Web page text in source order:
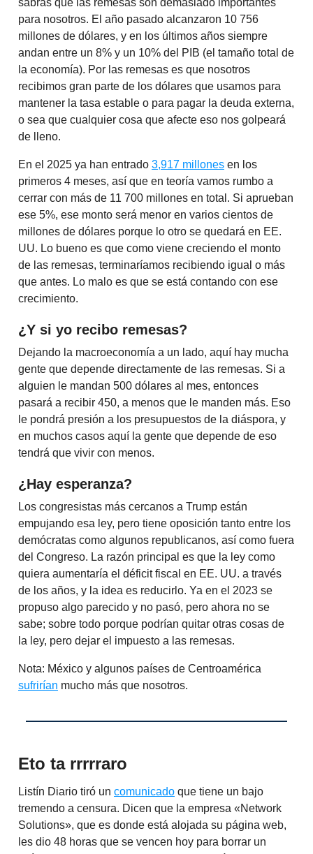
para nosotros. El año pasado alcanzaron 10 756
millones de dólares, y en los últimos años siempre
andan entre un 8% y un 10% del PIB (el tamaño total de
la economía). Por las remesas es que nosotros
recibimos gran parte de los dólares que usamos para
mantener la tasa estable o para pagar la deuda externa,
o sea que cualquier cosa que afecte eso nos golpeará
de lleno.
En el 2025 ya han entrado 3,917 millones en los
primeros 4 meses, así que en teoría vamos rumbo a
cerrar con más de 11 700 millones en total. Si aprueban
ese 5%, ese monto será menor en varios cientos de
millones de dólares porque lo otro se quedará en EE.
UU. Lo bueno es que como viene creciendo el monto
de las remesas, terminaríamos recibiendo igual o más
que antes. Lo malo es que se está contando con ese
crecimiento.
¿Y si yo recibo remesas?
Dejando la macroeconomía a un lado, aquí hay mucha
gente que depende directamente de las remesas. Si a
alguien le mandan 500 dólares al mes, entonces
pasará a recibir 450, a menos que le manden más. Eso
le pondrá presión a los presupuestos de la diáspora, y
en muchos casos aquí la gente que depende de eso
tendrá que vivir con menos.
¿Hay esperanza?
Los congresistas más cercanos a Trump están
empujando esa ley, pero tiene oposición tanto entre los
demócratas como algunos republicanos, así como fuera
del Congreso. La razón principal es que la ley como
quiera aumentaría el déficit fiscal en EE. UU. a través
de los años, y la idea es reducirlo. Ya en el 2023 se
propuso algo parecido y no pasó, pero ahora no se
sabe; sobre todo porque podrían quitar otras cosas de
la ley, pero dejar el impuesto a las remesas.
Nota: México y algunos países de Centroamérica
sufrirían mucho más que nosotros.
Eto ta rrrrraro
Listín Diario tiró un comunicado que tiene un bajo
tremendo a censura. Dicen que la empresa «Network
Solutions», que es donde está alojada su página web,
les dio 48 horas que se vencen hoy para borrar un